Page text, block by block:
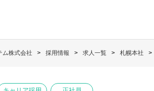
ム株式会社 採用情報 求人一覧 札幌本社